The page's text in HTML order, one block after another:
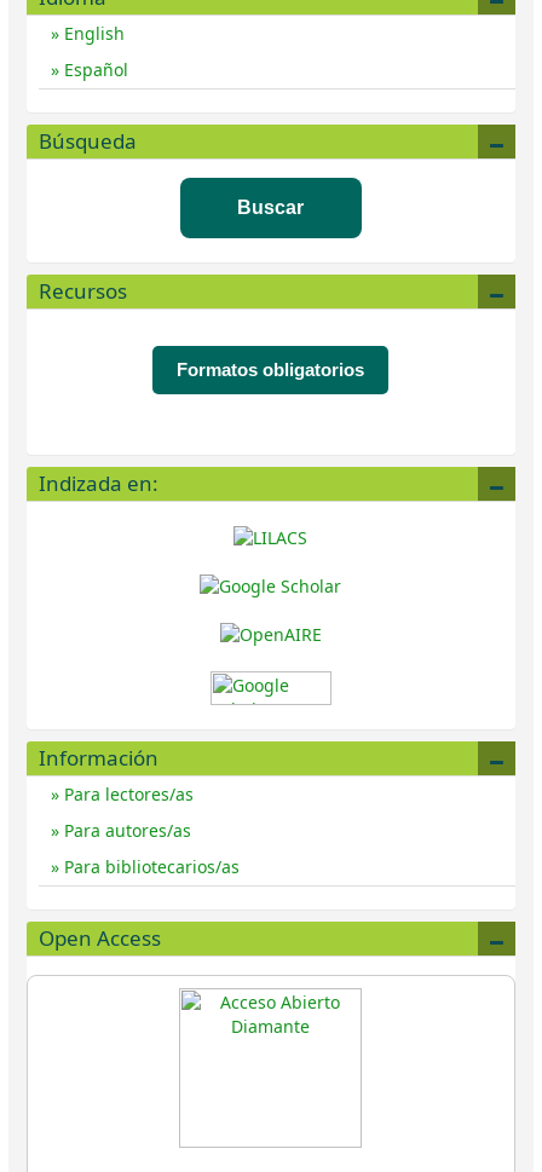
English
Español
Búsqueda
Buscar
Recursos
Formatos obligatorios
Indizada en:
Información
Para lectores/as
Para autores/as
Para bibliotecarios/as
Open Access